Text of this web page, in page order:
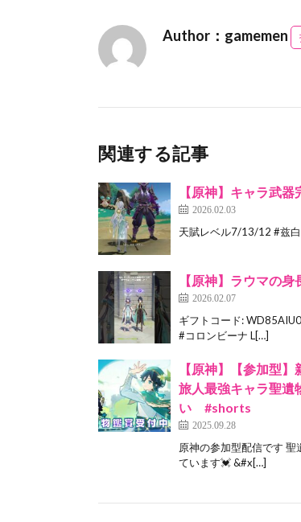
Author：gamemen
関連する記事
【原神】キャラ武
2026.02.03
天賦レベル7/13/12 #兹
【原神】ラウマの
2026.02.07
ギフトコード:
#コロンビーナ L[…]
【原神】【参加型
旅人最強キャラ聖
い #shorts
2025.09.28
原神の参加型配信です
ています💓 &#x[…]